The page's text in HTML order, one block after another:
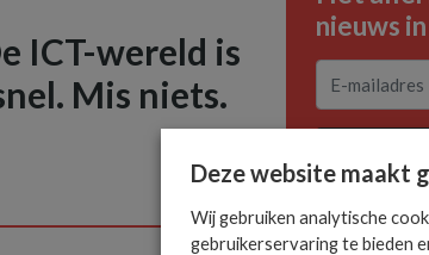
ICT-wereld is
Mis niets.
nieuws
Deze website maakt
Wij gebruiken analytische
gebruikerservaring te bieden